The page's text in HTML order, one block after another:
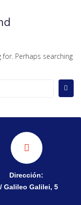
for. Perhaps searching
Dirección:
Galileo Galilei, 5